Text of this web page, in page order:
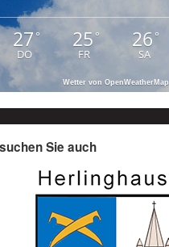
27°
DO
25°
FR
26 °
SA
Wetter von OpenWeatherMap
Sie auch